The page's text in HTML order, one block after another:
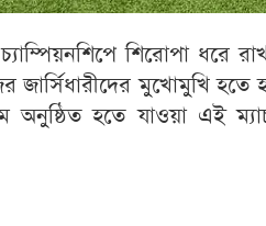
শিরোপা ধরে
মুখোমুখি হতে
অনুষ্ঠিত হতে যাওয়া এই